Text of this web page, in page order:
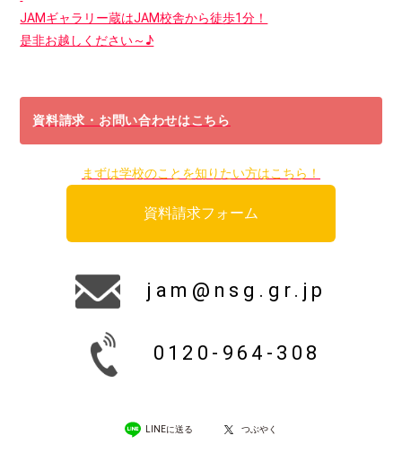
JAMギャラリー蔵はJAM校舎から徒歩1分！
是非お越しください～♪
資料請求・お問い合わせはこちら
まずは学校のことを知りたい方はこちら！
資料請求フォーム
jam@nsg.gr.jp
0120-964-308
LINEに送る つぶやく